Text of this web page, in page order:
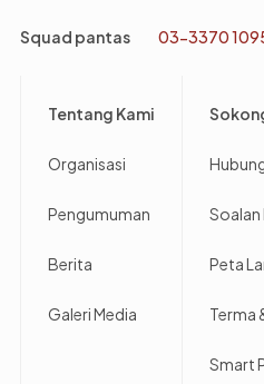
Squad pantas 03-3370
Tentang Kami
Organisasi
Pengumuman
Berita
Galeri Media
Soalan
Peta
Terma
Smart